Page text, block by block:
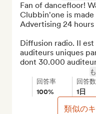
Fan of dancefloor!
Clubbin'one is made
Advertising 24
Diffusion radio. Il
auditeurs uniques
dont 30.000
回答率
100%
回答数
1日
類似の